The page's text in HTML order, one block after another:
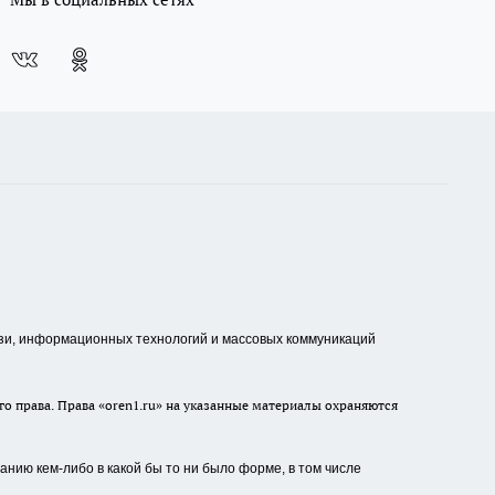
информационных технологий и массовых коммуникаций
Права «oren1.ru» на указанные материалы охраняются
кем-либо в какой бы то ни было форме, в том числе